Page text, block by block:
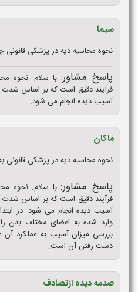
سیما
نحوه محاسبه دیه در پزشکی قانونی
پاسخ مشاور: با سلام. نحوه
فرآیند دقیق است که بر اساس
آسیب دیده انجام می شود.
ماکان
نحوه محاسبه دیه در پزشکی
پاسخ مشاور: با سلام. نحوه
فرآیند دقیق است که بر اساس
آسیب دیده انجام می شود. در
وارد شده به اعضای مختلف بدن را
بررسی میزان آسیب به عملکرد
دست رفتن آن است.
صدمه دیده ازتصادف